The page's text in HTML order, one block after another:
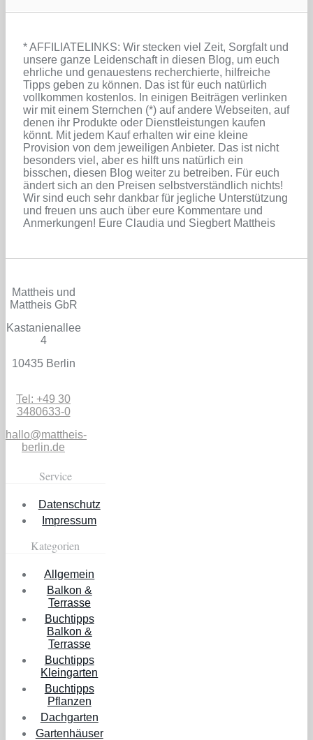
* AFFILIATELINKS: Wir stecken viel Zeit, Sorgfalt und
unsere ganze Leidenschaft in diesen Blog, um euch
ehrliche und genauestens recherchierte, hilfreiche
Tipps geben zu können. Das ist für euch natürlich
vollkommen kostenlos. In einigen Beiträgen verlinken
wir mit einem Sternchen (*) auf andere Webseiten, auf
denen ihr Produkte oder Dienstleistungen kaufen
könnt. Mit jedem Kauf erhalten wir eine kleine
Provision von dem jeweiligen Anbieter. Das ist nicht
besonders viel, aber es hilft uns natürlich ein
bisschen, diesen Blog weiter zu betreiben. Für euch
ändert sich an den Preisen selbstverständlich nichts!
Wir sind euch sehr dankbar für jegliche Unterstützung
und freuen uns auch über eure Kommentare und
Anmerkungen! Eure Claudia und Siegbert Mattheis
Mattheis und
Mattheis GbR
Kastanienallee
4
10435 Berlin
Tel: +49 30
3480633-0
hallo@mattheis-
berlin.de
Service
Datenschutz
Impressum
Kategorien
Allgemein
Balkon &
Terrasse
Buchtipps
Balkon &
Terrasse
Buchtipps
Kleingarten
Buchtipps
Pflanzen
Dachgarten
Gartenhäuser